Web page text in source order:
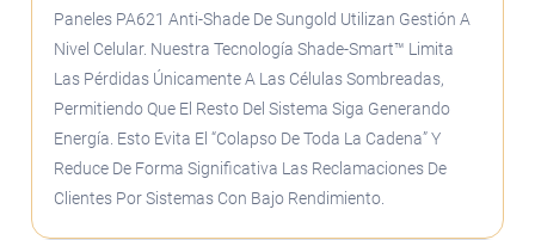
Paneles PA621 Anti-Shade De Sungold Utilizan Gestión A
Nivel Celular. Nuestra Tecnología Shade-Smart™ Limita
Las Pérdidas Únicamente A Las Células Sombreadas,
Permitiendo Que El Resto Del Sistema Siga Generando
Energía. Esto Evita El “colapso De Toda La Cadena” Y
Reduce De Forma Significativa Las Reclamaciones De
Clientes Por Sistemas Con Bajo Rendimiento.